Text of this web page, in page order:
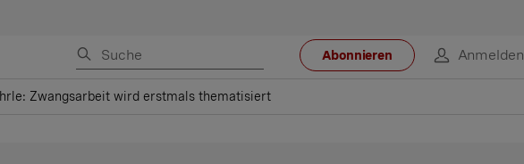
Abonnieren Anmelden
Zwangsarbeit wird erstmals thematisiert